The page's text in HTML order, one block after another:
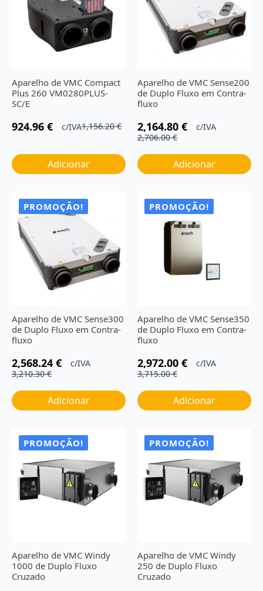
Aparelho de VMC Compact
Plus 260 VM0280PLUS-
SC/E
1,156.20€
O
original
era:
924.96 €
O
atual
é:
c/IVA
Adicionar
Aparelho de VMC Sense200
de Duplo Fluxo em Contra-
fluxo
2,706.00€
O
original
era:
2,164.80 €
O
atual
é:
c/IVA
Adicionar
PROMOÇÃO!
Aparelho de VMC Sense300
de Duplo Fluxo em Contra-
fluxo
3,210.30€
O
original
era:
2,568.24 €
O
atual
é:
c/IVA
Adicionar
PROMOÇÃO!
Aparelho de VMC Sense350
de Duplo Fluxo em Contra-
fluxo
3,715.00€
O
original
era:
2,972.00 €
O
atual
é:
c/IVA
Adicionar
PROMOÇÃO!
Aparelho de VMC Windy
1000 de Duplo Fluxo
Cruzado
PROMOÇÃO!
Aparelho de VMC Windy
250 de Duplo Fluxo
Cruzado